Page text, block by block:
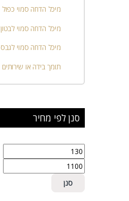
מיכל הדחה סמוי כפול
מיכל הדחה סמוי לבטון
מיכל הדחה סמוי לגבס
תומך בידה או שירותים
סנן לפי מחיר
מחיר מינימלי
מחיר מקסימלי
סנן